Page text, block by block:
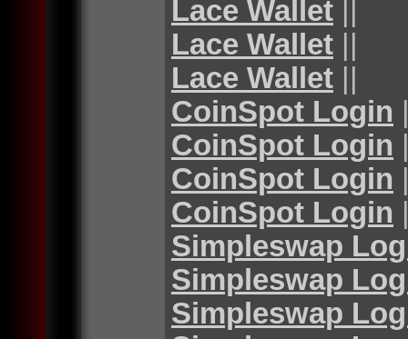
Lace Wallet ||
Lace Wallet ||
Lace Wallet ||
CoinSpot Login
CoinSpot Login
CoinSpot Login
CoinSpot Login
Simpleswap
Simpleswap
Simpleswap